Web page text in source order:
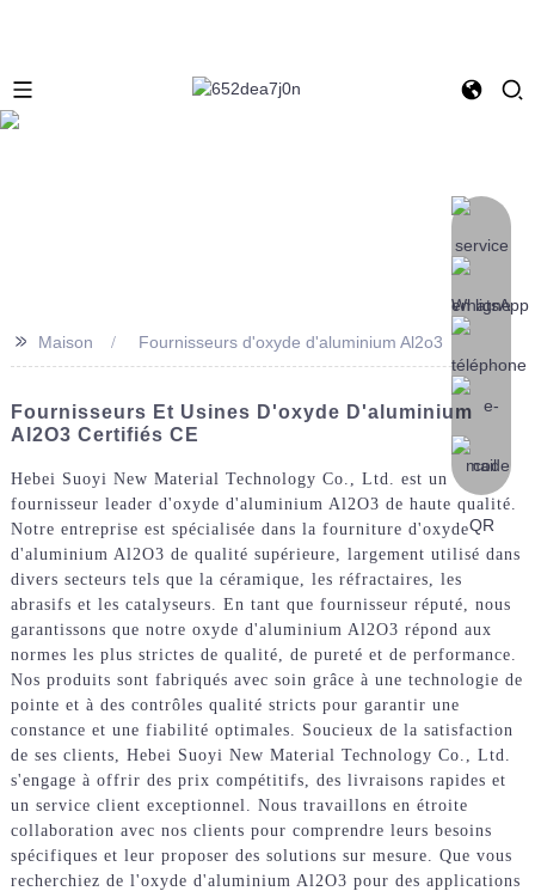
>> Maison Fournisseurs d'oxyde d'aluminium Al2o3
Fournisseurs Et Usines D'oxyde D'aluminium
Al2O3 Certifiés CE
Hebei Suoyi New Material Technology Co., Ltd. est un
fournisseur leader d'oxyde d'aluminium Al2O3 de haute qualité.
Notre entreprise est spécialisée dans la fourniture d'oxyde
d'aluminium Al2O3 de qualité supérieure, largement utilisé dans
divers secteurs tels que la céramique, les réfractaires, les
abrasifs et les catalyseurs. En tant que fournisseur réputé, nous
garantissons que notre oxyde d'aluminium Al2O3 répond aux
normes les plus strictes de qualité, de pureté et de performance.
Nos produits sont fabriqués avec soin grâce à une technologie de
pointe et à des contrôles qualité stricts pour garantir une
constance et une fiabilité optimales. Soucieux de la satisfaction
de ses clients, Hebei Suoyi New Material Technology Co., Ltd.
s'engage à offrir des prix compétitifs, des livraisons rapides et
un service client exceptionnel. Nous travaillons en étroite
collaboration avec nos clients pour comprendre leurs besoins
spécifiques et leur proposer des solutions sur mesure. Que vous
recherchiez de l'oxyde d'aluminium Al2O3 pour des applications